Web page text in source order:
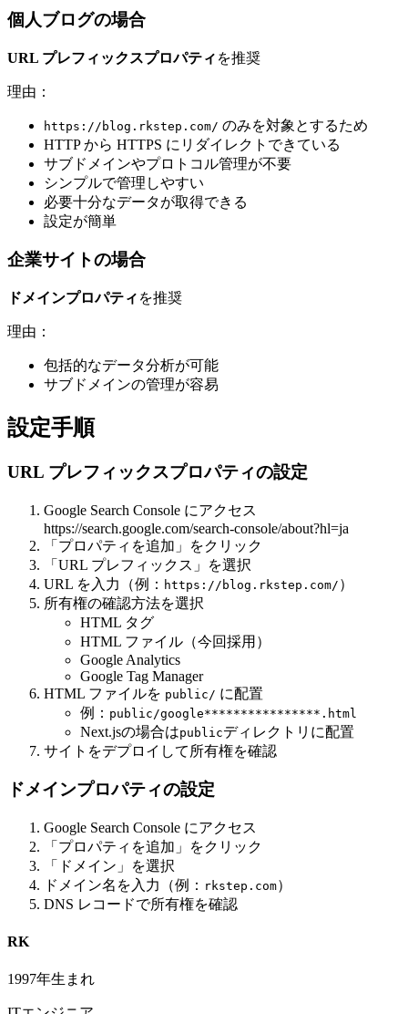
個人ブログの場合
URL プレフィックスプロパティ を推奨
理由：
https://blog.rkstep.com/ のみを対象とするため
HTTP から HTTPS にリダイレクトできている
サブドメインやプロトコル管理が不要
シンプルで管理しやすい
必要十分なデータが取得できる
設定が簡単
企業サイトの場合
ドメインプロパティ を推奨
理由：
包括的なデータ分析が可能
サブドメインの管理が容易
設定手順
URL プレフィックスプロパティの設定
Google Search Console にアクセス
https://search.google.com/search-console/about?hl=ja
「プロパティを追加」をクリック
「URL プレフィックス」を選択
URL を入力（例： https://blog.rkstep.com/ ）
所有権の確認方法を選択
HTML タグ
HTML ファイル（今回採用）
Google Analytics
Google Tag Manager
HTML ファイルを public/ に配置
例： public/google****************.html
Next.jsの場合はpublicディレクトリに配置
サイトをデプロイして所有権を確認
ドメインプロパティの設定
Google Search Console にアクセス
「プロパティを追加」をクリック
「ドメイン」を選択
ドメイン名を入力（例： rkstep.com）
DNS レコードで所有権を確認
RK
1997年生まれ